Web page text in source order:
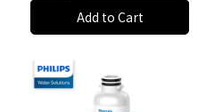
Add to Cart